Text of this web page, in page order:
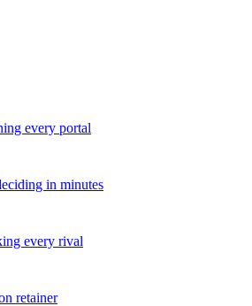
every portal
in minutes
every rival
retainer